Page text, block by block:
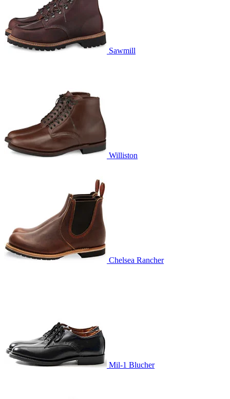
Sawmill
Williston
Chelsea Rancher
Mil-1 Blucher